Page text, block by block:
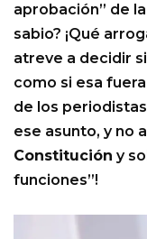
aprobación” de
sabio? ¡Qué
atreve a decidir
como si esa
de los
ese asunto, y no
Constitución y
funciones”!